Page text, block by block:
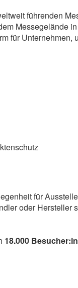
führenden
Messegelände
für
für
oder
18.000